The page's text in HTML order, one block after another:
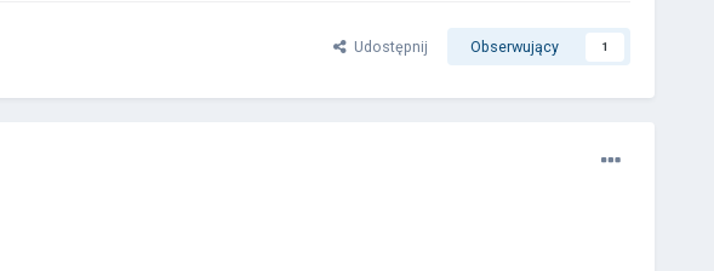
Udostępnij Obserwujący 1